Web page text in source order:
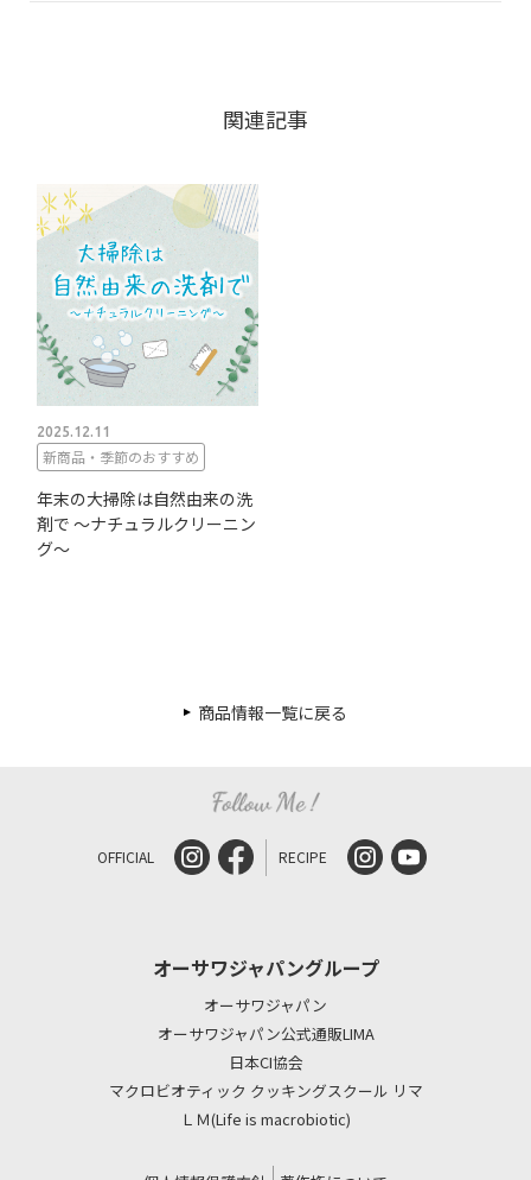
関連記事
2025.12.11
新商品・季節のおすすめ
年末の大掃除は自然由来の洗
剤で 〜ナチュラルクリーニン
グ〜
商品情報一覧に戻る
OFFICIAL RECIPE
オーサワジャパングループ
オーサワジャパン
オーサワジャパン公式通販LIMA
日本CI協会
マクロビオティック クッキングスクール リマ
ＬＭ(Life is macrobiotic)